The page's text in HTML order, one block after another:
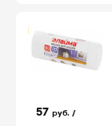
57 руб. /